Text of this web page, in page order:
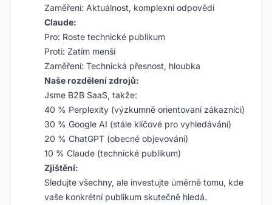
Zaměření: Aktuálnost, komplexní odpovědi
Claude:
Pro: Roste technické publikum
Proti: Zatím menší
Zaměření: Technická přesnost, hloubka
Naše rozdělení zdrojů:
Jsme B2B SaaS, takže:
40 % Perplexity (výzkumně orientovaní zákazníci)
30 % Google AI (stále klíčové pro vyhledávání)
20 % ChatGPT (obecné objevování)
10 % Claude (technické publikum)
Zjištění:
Sledujte všechny, ale investujte úměrně tomu, kde
vaše konkrétní publikum skutečně hledá.